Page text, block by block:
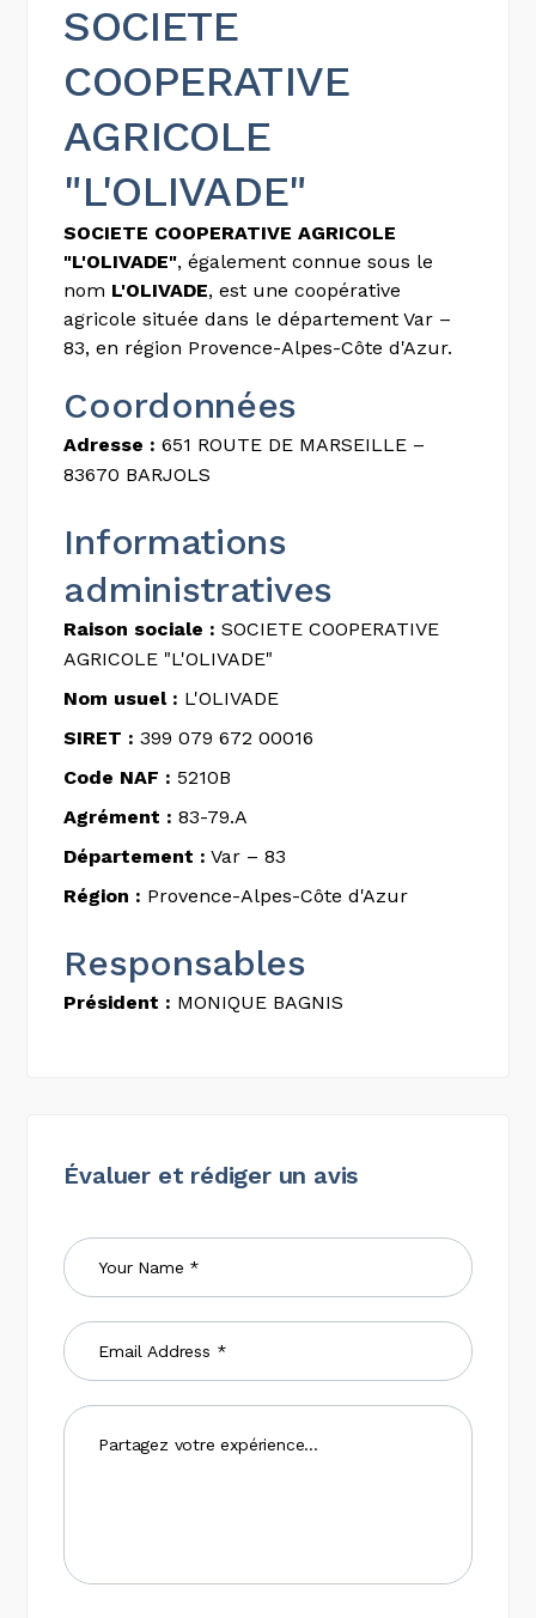
SOCIETE
COOPERATIVE
AGRICOLE
"L'OLIVADE"
SOCIETE COOPERATIVE AGRICOLE
"L'OLIVADE", également connue sous le
nom L'OLIVADE, est une coopérative
agricole située dans le département Var –
83, en région Provence-Alpes-Côte d'Azur.
Coordonnées
Adresse : 651 ROUTE DE MARSEILLE –
83670 BARJOLS
Informations
administratives
Raison sociale : SOCIETE COOPERATIVE
AGRICOLE "L'OLIVADE"
Nom usuel : L'OLIVADE
SIRET : 399 079 672 00016
Code NAF : 5210B
Agrément : 83-79.A
Département : Var – 83
Région : Provence-Alpes-Côte d'Azur
Responsables
Président : MONIQUE BAGNIS
Évaluer et rédiger un avis